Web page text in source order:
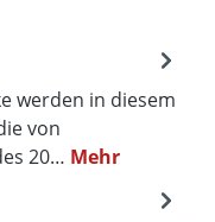
werden in diesem
von
20… Mehr